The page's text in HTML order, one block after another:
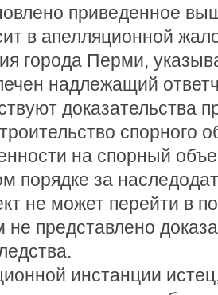
приведенное
в апелляционной
города Перми,
надлежащий
доказательства
спорного
на спорный
порядке за
не может перейти в
не представлено
инстанции